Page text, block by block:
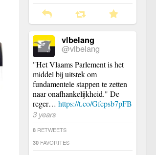
vlbelang
@vlbelang
"Het Vlaams Parlement is het
middel bij uitstek om
fundamentele stappen te zetten
naar onafhankelijkheid." De
reger… https://t.co/Gfcpsb7pFB
3 years
8 RETWEETS
30 FAVORITES